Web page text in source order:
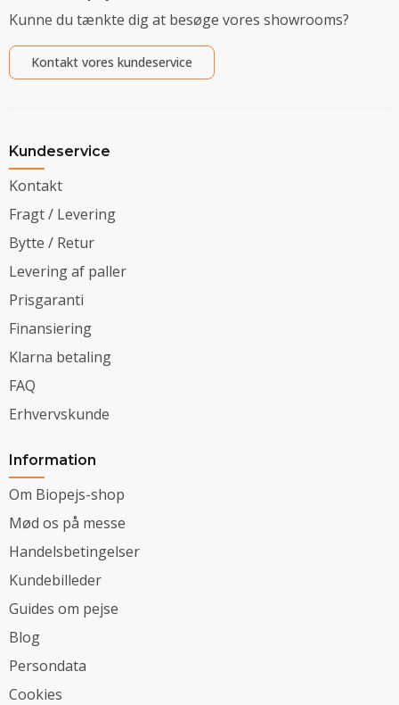
Kunne du tænkte dig at besøge vores showrooms?
Kontakt vores kundeservice
Kundeservice
Kontakt
Fragt / Levering
Bytte / Retur
Levering af paller
Prisgaranti
Finansiering
Klarna betaling
FAQ
Erhvervskunde
Information
Om Biopejs-shop
Mød os på messe
Handelsbetingelser
Kundebilleder
Guides om pejse
Blog
Persondata
Cookies